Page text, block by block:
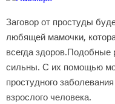
Заговор от простуды
любящей мамочки,
всегда
сильны. С их помощью
простудного
взрослого человека.